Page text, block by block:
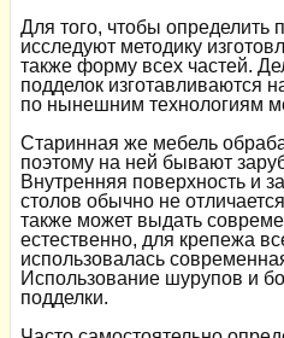
Для того, чтобы определить
исследуют методику
также форму всех частей.
подделок изготавливаются
по нынешним технологиям
Старинная же мебель
поэтому на ней бывают
Внутренняя поверхность и
столов обычно не
также может выдать
естественно, для крепежа
использовалась
Использование шурупов и
подделки.